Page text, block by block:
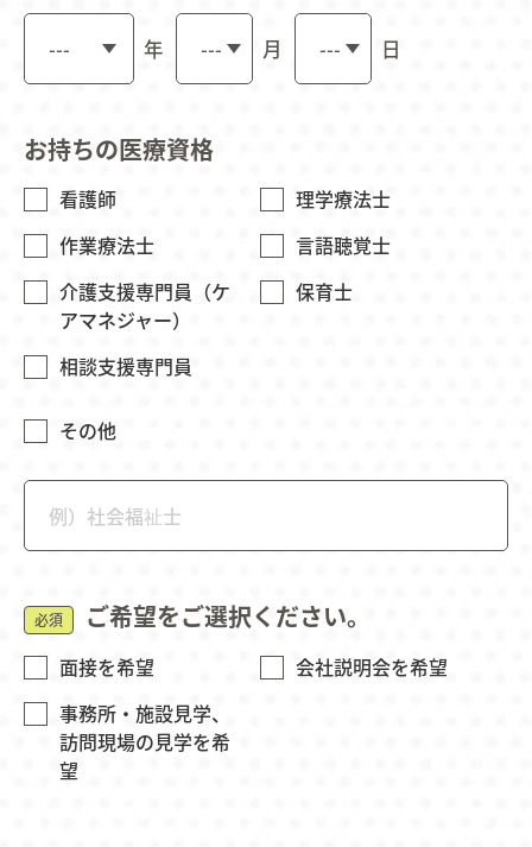
年 月 日
お持ちの医療資格
看護師
理学療法士
作業療法士
言語聴覚士
介護支援専門員（ケ
アマネジャー）
保育士
相談支援専門員
その他
必須 ご希望をご選択ください。
面接を希望
会社説明会を希望
事務所・施設見学、
訪問現場の見学を希
望